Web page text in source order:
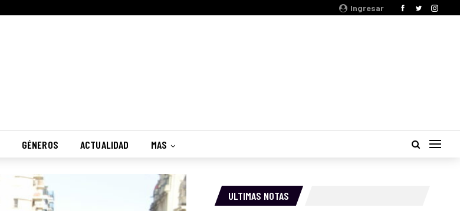
Ingresar
GÉNEROS ACTUALIDAD MAS
ULTIMAS NOTAS